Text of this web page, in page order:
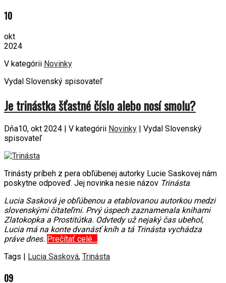
10
okt
2024
V kategórii Novinky
Vydal Slovenský spisovateľ
Je trinástka šťastné číslo alebo nosí smolu?
Dňa10, okt 2024 | V kategórii Novinky | Vydal Slovenský
spisovateľ
Trinásty príbeh z pera obľúbenej autorky Lucie Saskovej nám
poskytne odpoveď. Jej novinka nesie názov Trinásta.
Lucia Sasková je obľúbenou a etablovanou autorkou medzi
slovenskými čitateľmi. Prvý úspech zaznamenala knihami
Zlatokopka a Prostitútka. Odvtedy už nejaký čas ubehol,
Lucia má na konte dvanásť kníh a tá Trinásta vychádza
práve dnes. Prečítať celé…
Tags |
Lucia Sasková, Trinásta
09